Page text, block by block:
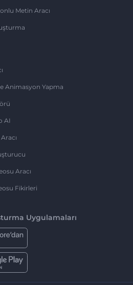
Metin Aracı
Animasyon Yapma
AI
Aracı
Fikirleri
Uygulamaları